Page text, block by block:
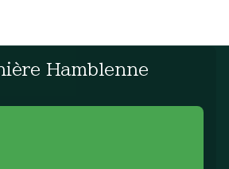
Hamblenne